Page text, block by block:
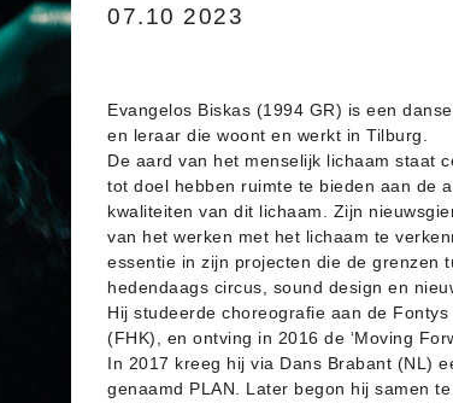
07.10 2023
Evangelos Biskas (1994 GR) is een
en leraar die woont en werkt in Tilburg.
De aard van het menselijk lichaam staat
tot doel hebben ruimte te bieden aan de
kwaliteiten van dit lichaam. Zijn
van het werken met het lichaam te
essentie in zijn projecten die de grenzen
hedendaags circus, sound design en
Hij studeerde choreografie aan de
(FHK), en ontving in 2016 de ‘Moving
In 2017 kreeg hij via Dans Brabant (NL)
genaamd PLAN. Later begon hij samen